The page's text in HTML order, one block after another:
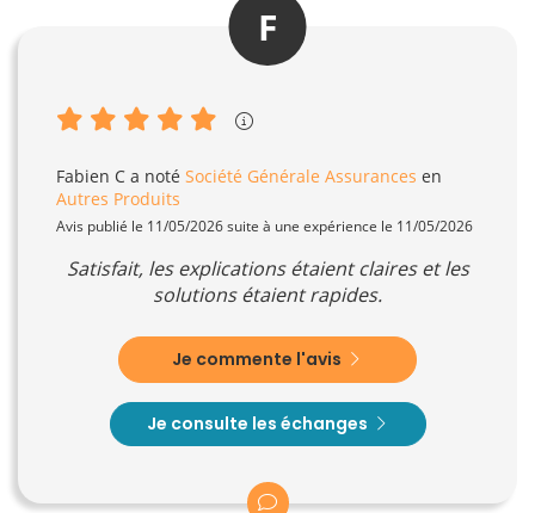
F
Fabien C a noté Société Générale Assurances en
Autres Produits
Avis publié le 11/05/2026 suite à une expérience le 11/05/2026
Satisfait, les explications étaient claires et les
solutions étaient rapides.
Je commente l'avis
Je consulte les échanges